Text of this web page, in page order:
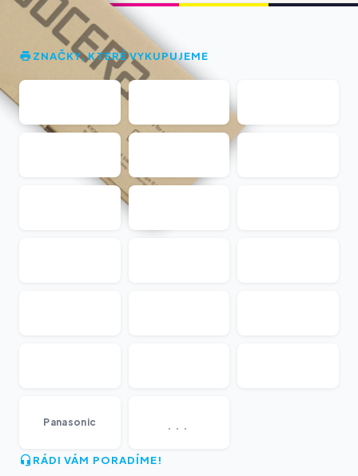
ZNAČKY, KTERÉ VYKUPUJEME
Panasonic ...
RÁDI VÁM PORADÍME!